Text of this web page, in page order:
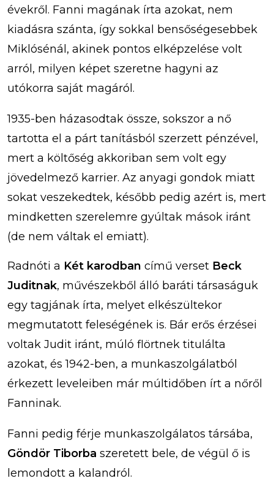
évekről. Fanni magának írta azokat, nem
kiadásra szánta, így sokkal bensőségesebbek
Miklósénál, akinek pontos elképzelése volt
arról, milyen képet szeretne hagyni az
utókorra saját magáról.
1935-ben házasodtak össze, sokszor a nő
tartotta el a párt tanításból szerzett pénzével,
mert a költőség akkoriban sem volt egy
jövedelmező karrier. Az anyagi gondok miatt
sokat veszekedtek, később pedig azért is, mert
mindketten szerelemre gyúltak mások iránt
(de nem váltak el emiatt).
Radnóti a Két karodban című verset Beck
Juditnak, művészekből álló baráti társaságuk
egy tagjának írta, melyet elkészültekor
megmutatott feleségének is. Bár erős érzései
voltak Judit iránt, múló flörtnek titulálta
azokat, és 1942-ben, a munkaszolgálatból
érkezett leveleiben már múltidőben írt a nőről
Fanninak.
Fanni pedig férje munkaszolgálatos társába,
Göndör Tiborba szeretett bele, de végül ő is
lemondott a kalandról.